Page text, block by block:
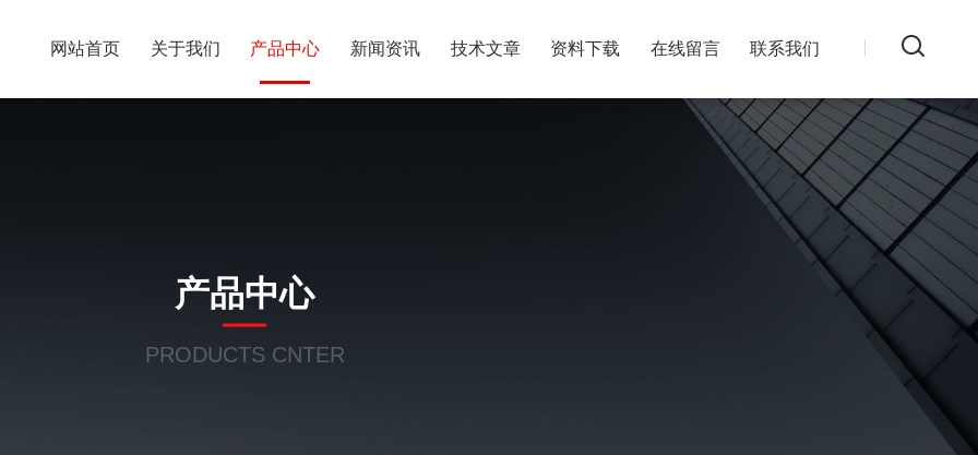
网站首页 关于我们 产品中心 新闻资讯 技术文章 资料下载 在线留言 联系我们
产品中心
PRODUCTS CNTER